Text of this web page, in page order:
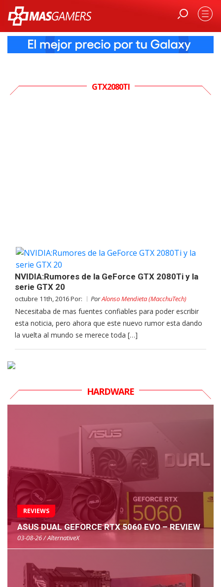
GTX2080TI
NVIDIA:Rumores de la GeForce GTX 2080Ti y la
serie GTX 20
octubre 11th, 2016 Por: PorAlonso Mendieta (MacchuTech)
Necesitaba de mas fuentes confiables para poder escribir
esta noticia, pero ahora que este nuevo rumor esta dando
la vuelta al mundo se merece toda […]
HARDWARE
REVIEWS
ASUS DUAL GEFORCE RTX 5060 EVO – REVIEW
03-08-26 / AlternativeX